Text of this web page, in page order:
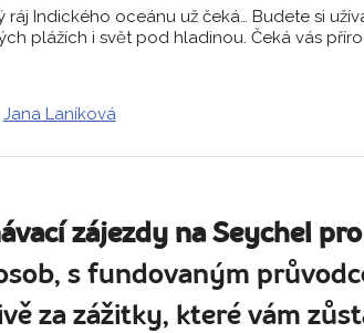
ráj Indického oceánu už čeká… Budete si
plážích i svět pod hladinou. Čeká vás
Jana Laníková
zájezdy na Seychel
s fundovaným
za zážitky, které vám